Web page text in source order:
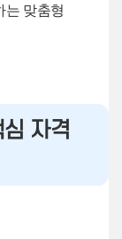
는 맞춤형
자격